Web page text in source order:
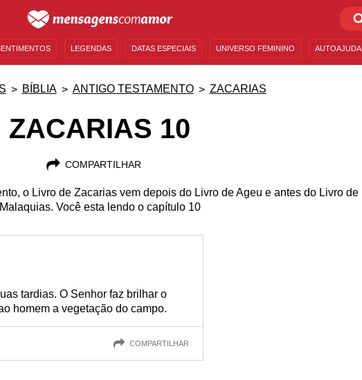
LEGENDAS DATAS ESPECIAIS UNIVERSO FEMININO AUTOAJUDA
BÍBLIA ANTIGO TESTAMENTO ZACARIAS
ZACARIAS 10
COMPARTILHAR
o Livro de Zacarias vem depois do Livro de Ageu e antes do Livro de
Malaquias. Você esta lendo o capítulo 10
tardias. O Senhor faz brilhar o
homem a vegetação do campo.
COMPARTILHAR